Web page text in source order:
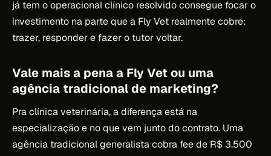
já tem o operacional clínico resolvido consegue focar o
investimento na parte que a Fly Vet realmente cobre:
trazer, responder e fazer o tutor voltar.
Vale mais a pena a Fly Vet ou uma
agência tradicional de marketing?
Pra clínica veterinária, a diferença está na
especialização e no que vem junto do contrato. Uma
agência tradicional generalista cobra fee de R$ 3.500